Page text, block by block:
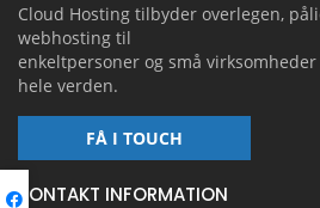
Cloud Hosting tilbyder overlegen,
webhosting til
enkeltpersoner og små virksomheder
hele verden.
FÅ I TOUCH
KONTAKT INFORMATION